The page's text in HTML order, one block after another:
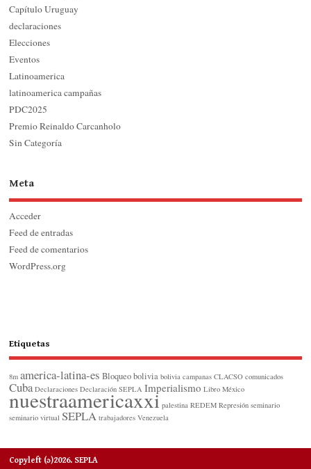
Capítulo Uruguay
declaraciones
Elecciones
Eventos
Latinoamerica
latinoamerica campañas
PDC2025
Premio Reinaldo Carcanholo
Sin Categoría
Meta
Acceder
Feed de entradas
Feed de comentarios
WordPress.org
Etiquetas
8m america-latina-es Bloqueo bolivia bolivia campanas CLACSO comunicados
Cuba Declaraciones Declaración SEPLA Imperialismo Libro México
nuestraamericaxxi palestina REDEM Represión seminario
seminario virtual SEPLA trabajadores Venezuela
Copyleft (ɔ)2026. SEPLA